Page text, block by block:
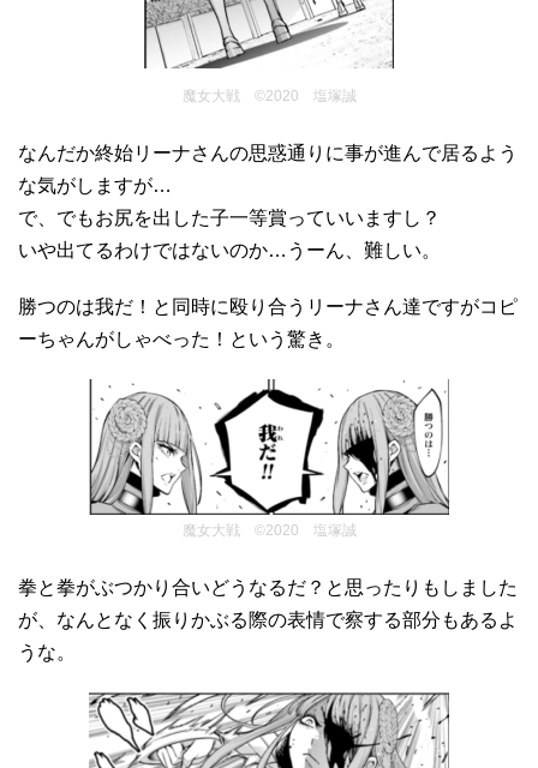
魔女大戦 ©2020 塩塚誠
なんだか終始リーナさんの思惑通りに事が進んで居るよう
な気がしますが…
で、でもお尻を出した子一等賞っていいますし？
いや出てるわけではないのか…うーん、難しい。
勝つのは我だ！と同時に殴り合うリーナさん達ですがコピ
ーちゃんがしゃべった！という驚き。
魔女大戦 ©2020 塩塚誠
拳と拳がぶつかり合いどうなるだ？と思ったりもしました
が、なんとなく振りかぶる際の表情で察する部分もあるよ
うな。